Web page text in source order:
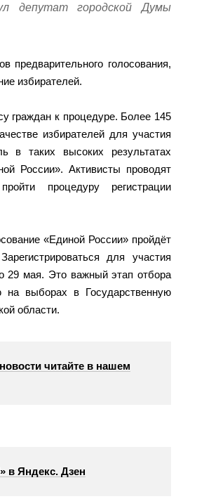
депутат городской Думы
предварительного голосования,
избирателей.
граждан к процедуре. Более 145
избирателей для участия
в таких высоких результатах
России». Активисты проводят
процедуру регистрации
«Единой России» пройдёт
для участия
29 мая. Это важный этап отбора
на выборах в Государственную
области.
читайте в нашем
в Яндекс. Дзен